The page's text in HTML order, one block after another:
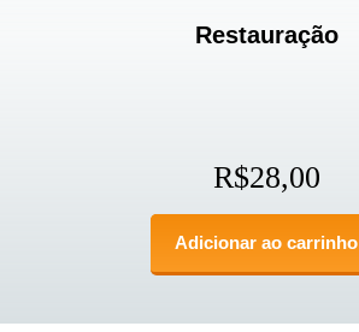
Restauração
R$28,00
Adicionar ao carrinho